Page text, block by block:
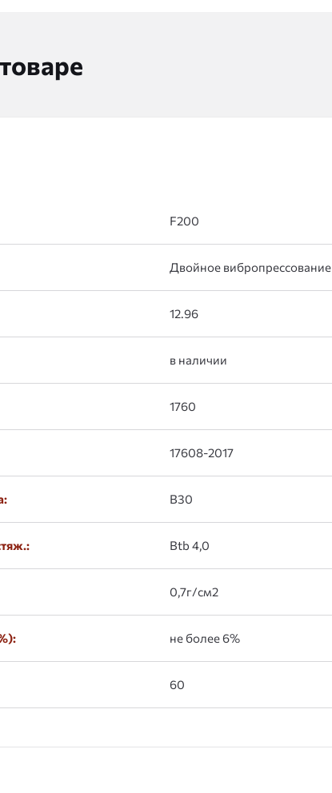
F200
Двойное вибропрессование
12.96
в наличии
1760
17608-2017
B30
Btb 4,0
0,7г/см2
не более 6%
60